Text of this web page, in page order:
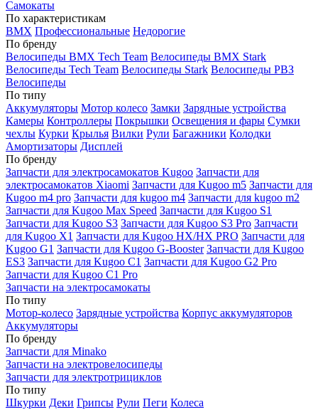
Самокаты
По характеристикам
BMX Профессиональные Недорогие
По бренду
Велосипеды BMX Tech Team Велосипеды BMX Stark
Велосипеды Tech Team Велосипеды Stark Велосипеды РВЗ
Велосипеды
По типу
Аккумуляторы Мотор колесо Замки Зарядные устройства
Камеры Контроллеры Покрышки Освещения и фары Сумки
чехлы Курки Крылья Вилки Рули Багажники Колодки
Амортизаторы Дисплей
По бренду
Запчасти для электросамокатов Kugoo Запчасти для
электросамокатов Xiaomi Запчасти для Kugoo m5 Запчасти для
Кugoo m4 pro Запчасти для kugoo m4 Запчасти для kugoo m2
Запчасти для Kugoo Max Speed Запчасти для Kugoo S1
Запчасти для Kugoo S3 Запчасти для Kugoo S3 Pro Запчасти
для Kugoo X1 Запчасти для Kugoo HX/HX PRO Запчасти для
Kugoo G1 Запчасти для Kugoo G-Booster Запчасти для Kugoo
ES3 Запчасти для Kugoo C1 Запчасти для Kugoo G2 Pro
Запчасти для Kugoo C1 Pro
Запчасти на электросамокаты
По типу
Мотор-колесо Зарядные устройства Корпус аккумуляторов
Аккумуляторы
По бренду
Запчасти для Minako
Запчасти на электровелосипеды
Запчасти для электротрициклов
По типу
Шкурки Деки Грипсы Рули Пеги Колеса